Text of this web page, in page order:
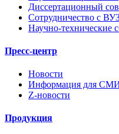
Диссертационный
Сотрудничество с
Научно-технические
Пресс-центр
Новости
Информация для
Z-новости
Продукция